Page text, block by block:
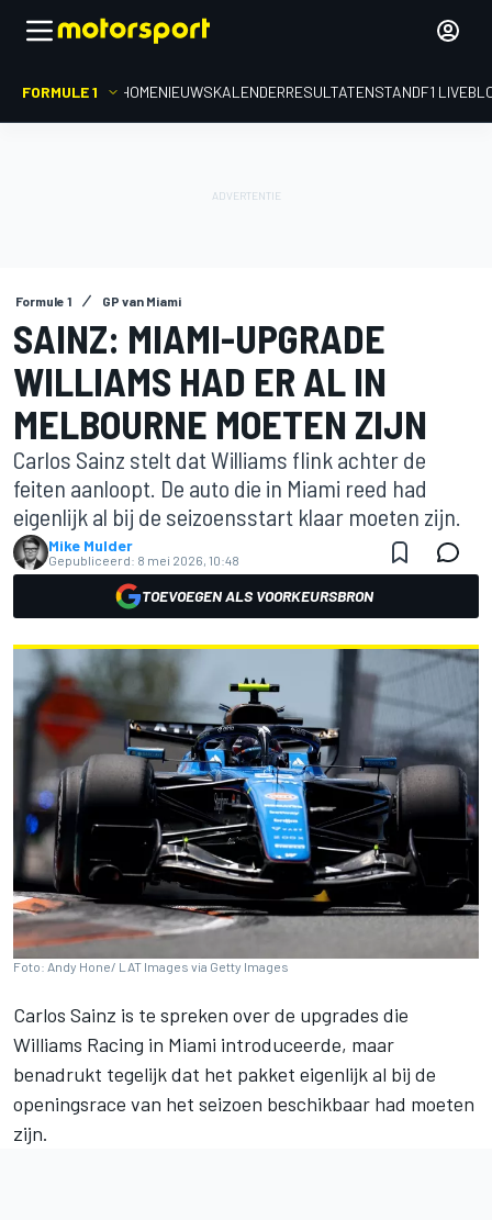
FORMULE 1 HOMENIEUWSKALENDERRESULTATENSTANDF1
Formule 1 GP van Miami
SAINZ: MIAMI-UPGRADE
WILLIAMS HAD ER AL IN
MELBOURNE MOETEN ZIJN
Carlos Sainz stelt dat Williams flink achter de
feiten aanloopt. De auto die in Miami reed had
eigenlijk al bij de seizoensstart klaar moeten zijn.
Mike Mulder
Gepubliceerd: 8 mei 2026, 10:48
TOEVOEGEN ALS VOORKEURSBRON
Foto: Andy Hone/ LAT Images via Getty Images
Carlos Sainz is te spreken over de upgrades die
Williams Racing in Miami introduceerde, maar
benadrukt tegelijk dat het pakket eigenlijk al bij de
openingsrace van het seizoen beschikbaar had moeten
zijn.